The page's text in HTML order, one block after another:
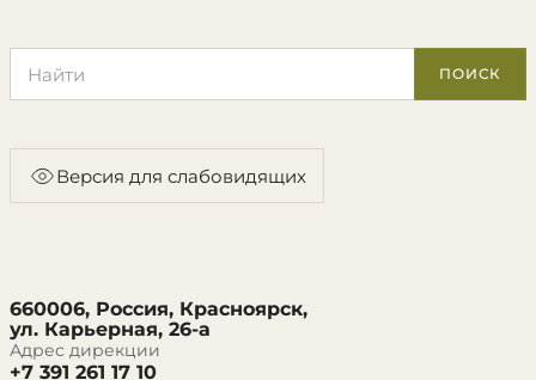
ПОИСК
Версия для слабовидящих
660006, Россия, Красноярск,
ул. Карьерная, 26-а
Адрес дирекции
+7 391 261 17 10